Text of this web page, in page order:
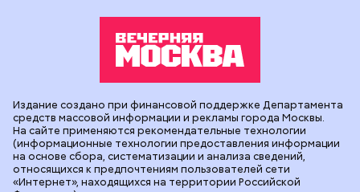
Издание создано при финансовой поддержке Департамента
средств массовой информации и рекламы города Москвы.
На сайте применяются рекомендательные технологии
(информационные технологии предоставления информации
на основе сбора, систематизации и анализа сведений,
относящихся к предпочтениям пользователей сети
«Интернет», находящихся на территории Российской